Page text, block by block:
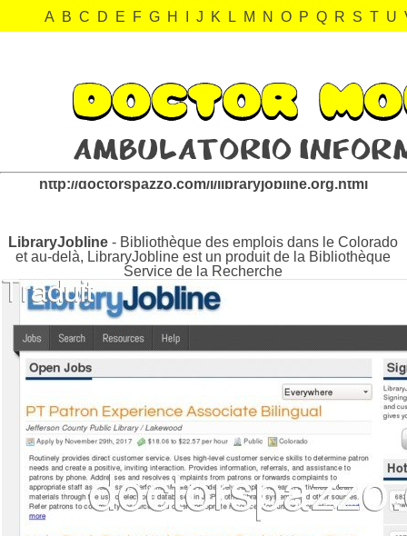
A B C D E F G H J K L M N O P Q R S T U
libraryjobline.org Revisión:
http://doctorspazzo.com/l/libraryjobline.org.html
LibraryJobline - Bibliothèque des emplois dans le Colorado
et au-delà, LibraryJobline est un produit de la Bibliothèque
Service de la Recherche